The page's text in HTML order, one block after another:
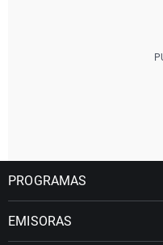
PROGRAMAS
EMISORAS